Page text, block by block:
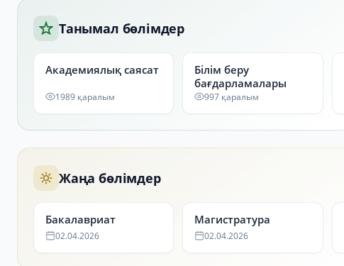
Танымал бөлімдер
Академиялық саясат
1989 қаралым
Білім беру
бағдарламалары
997 қаралым
Жаңа бөлімдер
Бакалавриат
02.04.2026
Магистратура
02.04.2026